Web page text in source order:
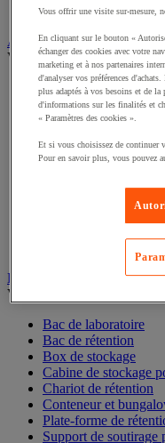
Interphone et
Armoire de sécurité et
Voir toute la catégorie
Accessoires pour
Armoire bouteilles de
Armoire multirisque
Armoire pour
Armoire pour
Armoire pour
Caissons de
Récipient de sécurité
Bac de rétention et matériel
Voir toute la catégorie
Bac de laboratoire
Bac de rétention
Box de stockage
Cabine de stockage
Chariot de rétention
Conteneur et
Plate-forme de
Vous offrir une visite sur-mesure,
En cliquant sur le bouton «
échanger des cookies avec votre
marketing et à nos partenaires
d'analyser vos préférences
plus adaptés à vos besoins et de
d'informations sur les finalités et
« Paramètres des cookies ».
Et si vous choisissez de continuer
Pour en savoir plus, vous pouvez